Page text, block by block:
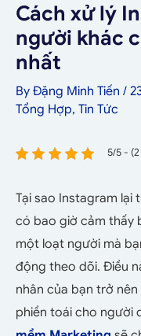
Cách xử lý
người khác
nhất
By Đặng Minh Tiến /
Tổng Hợp, Tin Tức
5/5 -
Tại sao Instagram lại
có bao giờ cảm thấy
một loạt người mà
động theo dõi. Điều
nhân của bạn trở
phiền toái cho người